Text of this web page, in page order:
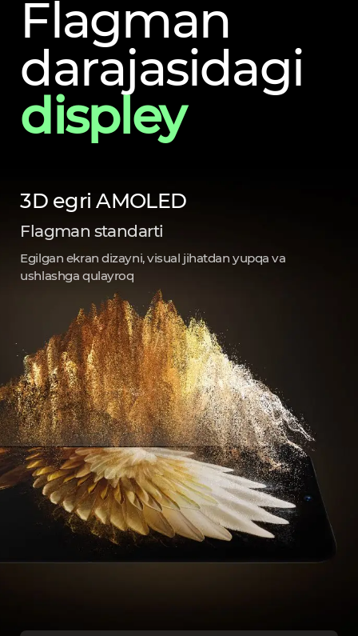
Flagman
darajasidagi
displey
3D egri AMOLED
Flagman standarti
Egilgan ekran dizayni, visual jihatdan yupqa va
ushlashga qulayroq